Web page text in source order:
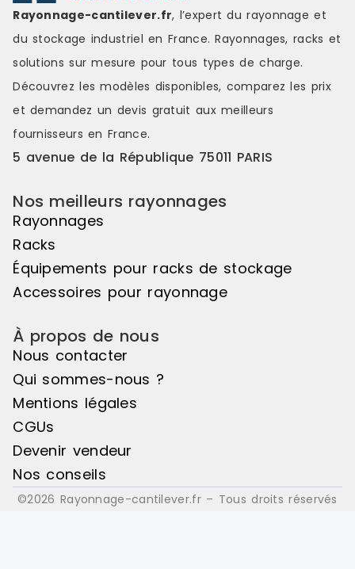
Rayonnage-cantilever.fr, l’expert du rayonnage et
du stockage industriel en France. Rayonnages, racks et
solutions sur mesure pour tous types de charge.
Découvrez les modèles disponibles, comparez les prix
et demandez un devis gratuit aux meilleurs
fournisseurs en France.
5 avenue de la République 75011 PARIS
Nos meilleurs rayonnages
Rayonnages
Racks
Équipements pour racks de stockage
Accessoires pour rayonnage
À propos de nous
Nous contacter
Qui sommes-nous ?
Mentions légales
CGUs
Devenir vendeur
Nos conseils
©2026 Rayonnage-cantilever.fr – Tous droits réservés